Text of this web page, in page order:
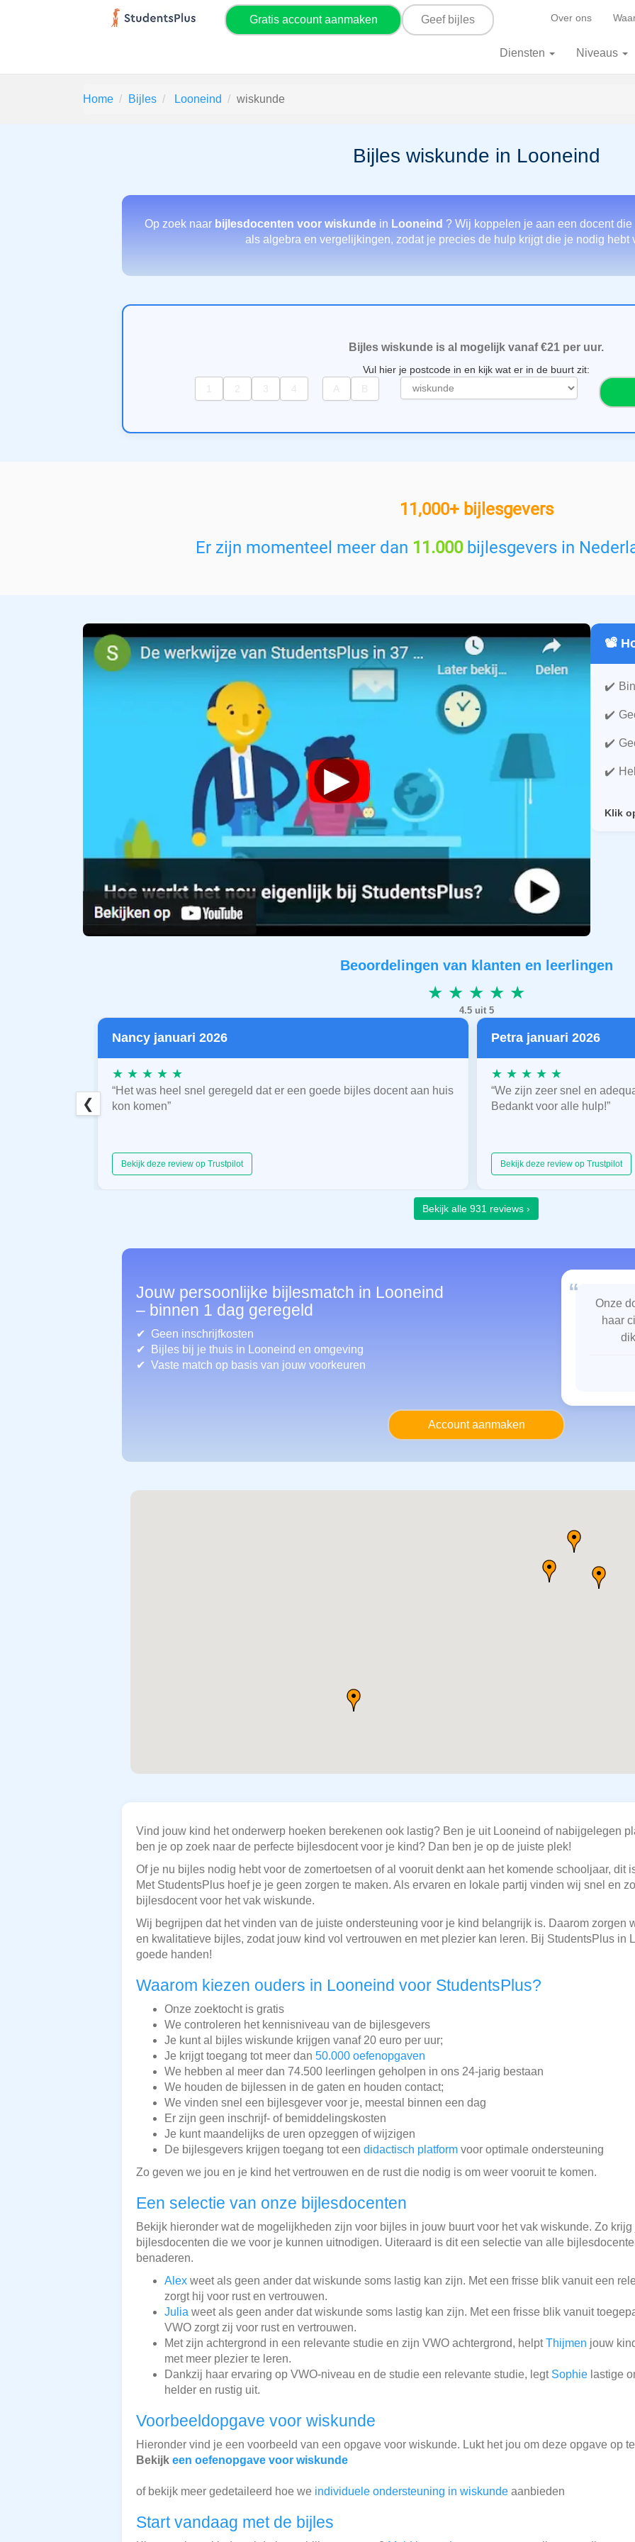
Gratis account aanmaken Geef bijles Over ons
Diensten Niveaus
Home Bijles Looneind wiskunde
Bijles wiskunde in Looneind
Op zoek naar bijlesdocenten voor wiskunde in Looneind ? Wij koppelen je aan een docent
als algebra en vergelijkingen, zodat je precies de hulp krijgt die je nodig hebt
Bijles wiskunde is al mogelijk vanaf €21 per uur.
Vul hier je postcode in en kijk wat er in de buurt zit:
e
e
n
11,000+ bijlesgevers
Er zijn momenteel meer dan 11.000bijlesgevers in
▶
📽️
Klik
Beoordelingen van klanten en leerlingen
★ ★ ★ ★ ★
4.5 uit 5
Nancy januari 2026
★ ★ ★ ★ ★
“Het was heel snel geregeld dat er een goede bijles docent aan huis
kon komen”
Bekijk deze review op Trustpilot
Petra januari 2026
★ ★ ★ ★ ★
“We zijn zeer snel en
Bedankt voor alle hulp!”
Bekijk deze review op Trustpilot
❮
Bekijk alle 931 reviews ›
Jouw persoonlijke bijlesmatch in Looneind
– binnen 1 dag geregeld
Geen inschrijfkosten
Bijles bij je thuis in Looneind en omgeving
Vaste match op basis van jouw voorkeuren
“
Onze
haar
Account aanmaken
Vind jouw kind het onderwerp hoeken berekenen ook lastig? Ben je uit Looneind of nabijgelegen
ben je op zoek naar de perfecte bijlesdocent voor je kind? Dan ben je op de juiste plek!
Of je nu bijles nodig hebt voor de zomertoetsen of al vooruit denkt aan het komende schooljaar, dit
Met StudentsPlus hoef je je geen zorgen te maken. Als ervaren en lokale partij vinden wij snel en
bijlesdocent voor het vak wiskunde.
Wij begrijpen dat het vinden van de juiste ondersteuning voor je kind belangrijk is. Daarom zorgen
en kwalitatieve bijles, zodat jouw kind vol vertrouwen en met plezier kan leren. Bij StudentsPlus in
goede handen!
Waarom kiezen ouders in Looneind voor StudentsPlus?
Onze zoektocht is gratis
We controleren het kennisniveau van de bijlesgevers
Je kunt al bijles wiskunde krijgen vanaf 20 euro per uur;
Je krijgt toegang tot meer dan 50.000 oefenopgaven
We hebben al meer dan 74.500 leerlingen geholpen in ons 24-jarig bestaan
We houden de bijlessen in de gaten en houden contact;
We vinden snel een bijlesgever voor je, meestal binnen een dag
Er zijn geen inschrijf- of bemiddelingskosten
Je kunt maandelijks de uren opzeggen of wijzigen
De bijlesgevers krijgen toegang tot een didactisch platform voor optimale ondersteuning
Zo geven we jou en je kind het vertrouwen en de rust die nodig is om weer vooruit te komen.
Een selectie van onze bijlesdocenten
Bekijk hieronder wat de mogelijkheden zijn voor bijles in jouw buurt voor het vak wiskunde. Zo
bijlesdocenten die we voor je kunnen uitnodigen. Uiteraard is dit een selectie van alle
benaderen.
Alex weet als geen ander dat wiskunde soms lastig kan zijn. Met een frisse blik vanuit een
zorgt hij voor rust en vertrouwen.
Julia weet als geen ander dat wiskunde soms lastig kan zijn. Met een frisse blik vanuit
VWO zorgt zij voor rust en vertrouwen.
Met zijn achtergrond in een relevante studie en zijn VWO achtergrond, helptThijmen jouw
met meer plezier te leren.
Dankzij haar ervaring op VWO-niveau en de studie een relevante studie, legt Sophie lastige
helder en rustig uit.
Voorbeeldopgave voor wiskunde
Hieronder vind je een voorbeeld van een opgave voor wiskunde. Lukt het jou om deze opgave op
Bekijk een oefenopgave voor wiskunde
of bekijk meer gedetaileerd hoe we individuele ondersteuning in wiskunde aanbieden
Start vandaag met de bijles